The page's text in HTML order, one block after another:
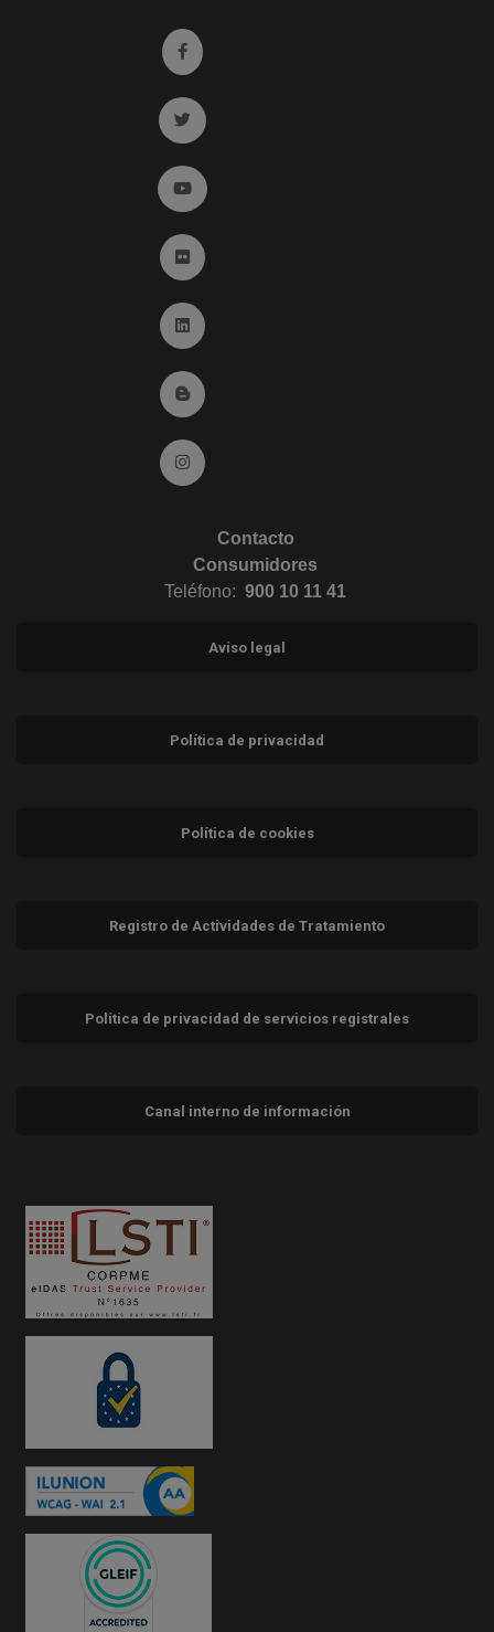
Ir a facebook (abre en ventana nueva)
Ir a twitter (abre en ventana nueva)
Ir a YouTube (abre en ventana nueva)
Ir a Flickr (abre en ventana nueva)
Ir a Linkedin (abre en ventana nueva)
Ir al Blog (abre en ventana nueva)
Ir a Instagram (abre en ventana nueva)
Contacto
Consumidores
Teléfono: 900 10 11 41
Aviso legal
Política de privacidad
Política de cookies
Registro de Actividades de Tratamiento
Política de privacidad de servicios registrales
Canal interno de información